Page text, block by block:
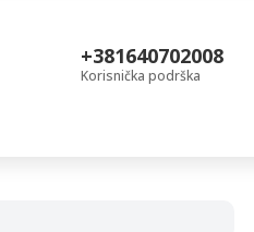
+381640702008
Korisnička podrška